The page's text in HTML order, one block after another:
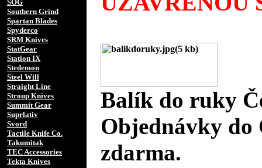
SOG
Southern Grind
Spartan Blades
Spyderco
SRM Knives
StatGear
Station IX
Stedemon
Steel Will
Straight Line
Stroup Knives
Summit Gear
Suprlativ
Svord
Tactile Knife Co.
Takumitak
TEC Accessories
Tekta Knives
Balík do ruky
Objednávky do
zdarma.